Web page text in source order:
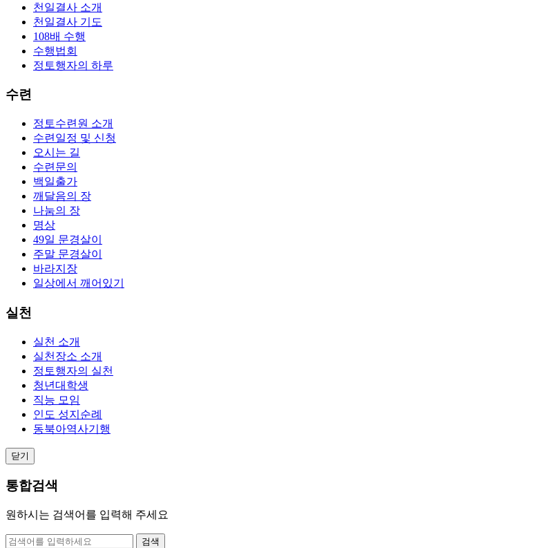
천일결사 소개
천일결사 기도
108배 수행
수행법회
정토행자의 하루
수련
정토수련원 소개
수련일정 및 신청
오시는 길
수련문의
백일출가
깨달음의 장
나눔의 장
명상
49일 문경살이
주말 문경살이
바라지장
일상에서 깨어있기
실천
실천 소개
실천장소 소개
정토행자의 실천
청년대학생
직능 모임
인도 성지순례
동북아역사기행
닫기
통합검색
원하시는 검색어를 입력해 주세요
검색